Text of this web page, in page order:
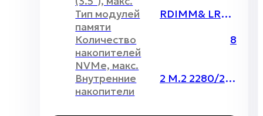
Тип модулей
памяти
RDIMM& LRDIMM
Количество
накопителей
NVMe, макс.
8
Внутренние
накопители
2 M.2 2280/22110